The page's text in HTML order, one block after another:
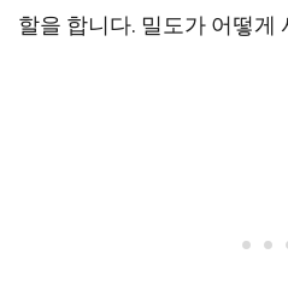
할을 합니다. 밀도가 어떻게